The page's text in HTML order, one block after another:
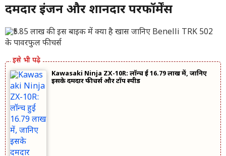
दमदार इंजन और शानदार परफॉर्मेंस
Kawasaki Ninja ZX-10R: लॉन्च हुई 16.79 लाख में, जानिए
इसके दमदार फीचर्स और टॉप स्पीड